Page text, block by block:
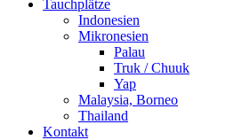
Tauchplätze
Indonesien
Mikronesien
Palau
Truk / Chuuk
Yap
Malaysia, Borneo
Thailand
Kontakt